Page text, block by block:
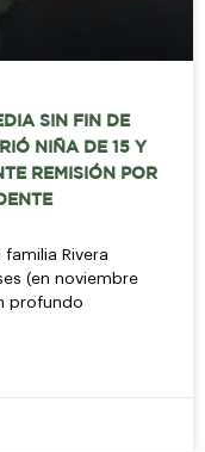
SIN FIN DE
NIÑA DE 15 Y
REMISIÓN POR
Rivera
(en noviembre
profundo